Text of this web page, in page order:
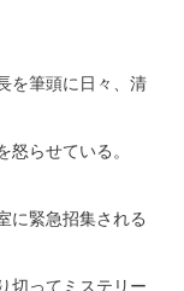
を筆頭に日々、清
らせている。
に緊急招集される
切ってミステリー